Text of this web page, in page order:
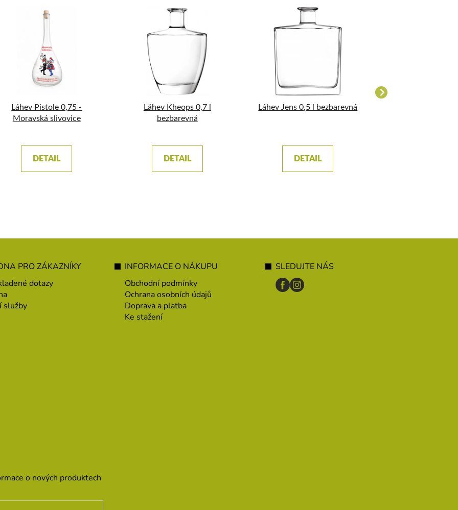
Láhev Pistole 0,75 -
Moravská slivovice
DETAIL
Láhev Kheops 0,7 l
bezbarevná
DETAIL
Láhev Jens 0,5 l bezbarevná
DETAIL
PRO ZÁKAZNÍKY
dotazy
služby
INFORMACE O NÁKUPU
Obchodní podmínky
Ochrana osobních údajů
Doprava a platba
Ke stažení
SLEDUJTE NÁS
o nových produktech